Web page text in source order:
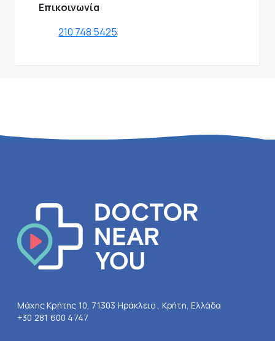
Επικοινωνία
210 748 5425
Μάχης Κρήτης 10, 71303 Ηράκλειο , Κρήτη, Ελλάδα
+30 281 600 4747